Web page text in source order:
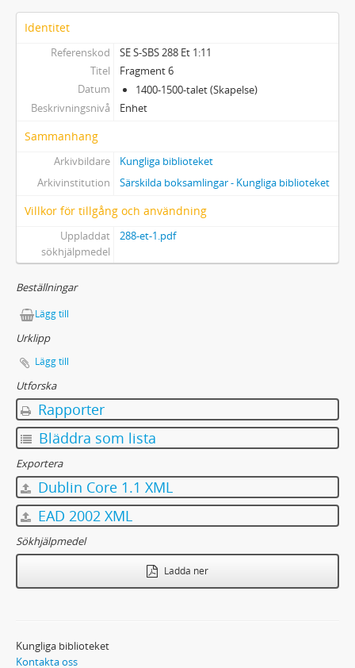
Identitet
Referenskod
SE S-SBS 288 Et 1:11
Titel
Fragment 6
Datum
1400-1500-talet (Skapelse)
Beskrivningsnivå
Enhet
Sammanhang
Arkivbildare
Kungliga biblioteket
Arkivinstitution
Särskilda boksamlingar - Kungliga biblioteket
Villkor för tillgång och användning
Uppladdat
sökhjälpmedel
288-et-1.pdf
Beställningar
Lägg till
Urklipp
Lägg till
Utforska
Rapporter
Bläddra som lista
Exportera
Dublin Core 1.1 XML
EAD 2002 XML
Sökhjälpmedel
Ladda ner
Kungliga biblioteket
Kontakta oss